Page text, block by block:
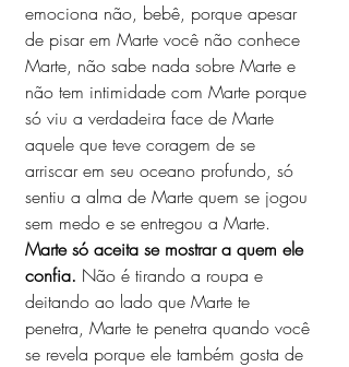
emociona não, bebê, porque apesar
de pisar em Marte você não conhece
Marte, não sabe nada sobre Marte e
não tem intimidade com Marte porque
só viu a verdadeira face de Marte
aquele que teve coragem de se
arriscar em seu oceano profundo, só
sentiu a alma de Marte quem se jogou
sem medo e se entregou a Marte.
Marte só aceita se mostrar a quem ele
confia. Não é tirando a roupa e
deitando ao lado que Marte te
penetra, Marte te penetra quando você
se revela porque ele também gosta de